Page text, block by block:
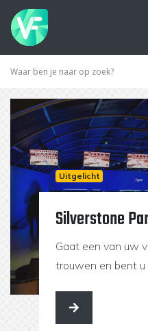
Uitgelicht
Silverstone
Gaat een van uw
trouwen en bent u
onvergetelijk
kunt …